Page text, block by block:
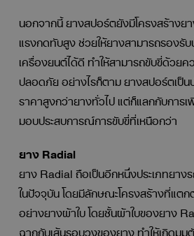
นอกจากนี้ ยางสปอร์ตยังมีโครงสร้างย
แรงกดทับสูง ช่วยให้ยางสามารถรองรั
เครื่องยนต์ได้ดี ทำให้สามารถขับขี่ด้วยค
ปลอดภัย อย่างไรก็ตาม ยางสปอร์ตเป็
ราคาสูงกว่ายางทั่วไป แต่ก็แลกกับการ
มอบประสบการณ์การขับขี่ที่เหนือกว่า
ยาง Radial
ยาง Radial ถือเป็นอีกหนึ่งประเภทยา
ในปัจจุบัน โดยมีลักษณะโครงสร้างที่แต
อย่างยางผ้าใบ โดยชั้นผ้าใบของยาง
ฉากกับเส้นรอบวงของยาง ทำให้เกิดมุ